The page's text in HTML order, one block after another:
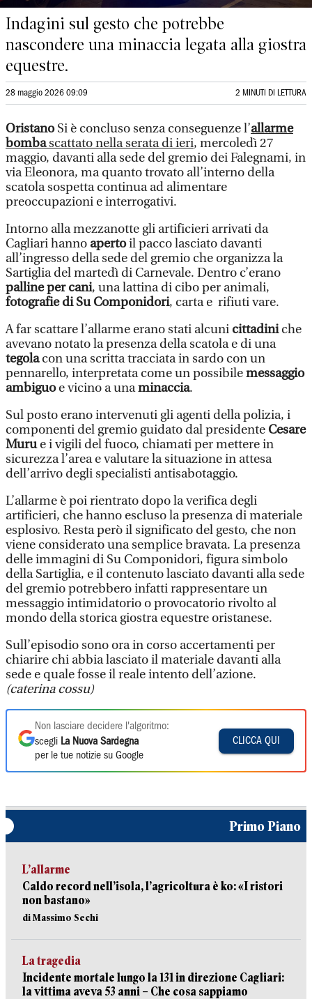
Indagini sul gesto che potrebbe
nascondere una minaccia legata alla giostra
equestre.
28 maggio 2026 09:09 2 MINUTI DI LETTURA
OristanoSi è concluso senza conseguenze l’allarme
bombascattato nella serata di ieri, mercoledì 27
maggio, davanti alla sede del gremio dei Falegnami, in
via Eleonora, ma quanto trovato all’interno della
scatola sospetta continua ad alimentare
preoccupazioni e interrogativi.
Intorno alla mezzanotte gli artificieri arrivati da
Cagliari hanno apertoil pacco lasciato davanti
all’ingresso della sede del gremio che organizza la
Sartiglia del martedì di Carnevale. Dentro c’erano
palline per cani, una lattina di cibo per animali,
fotografie di Su Componidori, carta e rifiuti vare.
A far scattare l’allarme erano stati alcuni cittadiniche
avevano notato la presenza della scatola e di una
tegolacon una scritta tracciata in sardo con un
pennarello, interpretata come un possibilemessaggio
ambiguoe vicino a unaminaccia.
Sul posto erano intervenuti gli agenti della polizia, i
componenti del gremio guidato dal presidente Cesare
Murue i vigili del fuoco, chiamati per mettere in
sicurezza l’area e valutare la situazione in attesa
dell’arrivo degli specialisti antisabotaggio.
L’allarme è poi rientrato dopo la verifica degli
artificieri, che hanno escluso la presenza di materiale
esplosivo. Resta però il significato del gesto, che non
viene considerato una semplice bravata. La presenza
delle immagini di Su Componidori, figura simbolo
della Sartiglia, e il contenuto lasciato davanti alla sede
del gremio potrebbero infatti rappresentare un
messaggio intimidatorio o provocatorio rivolto al
mondo della storica giostra equestre oristanese.
Sull’episodio sono ora in corso accertamenti per
chiarire chi abbia lasciato il materiale davanti alla
sede e quale fosse il reale intento dell’azione.
(caterina cossu)
Non lasciare decidere l'algoritmo:
scegli La Nuova Sardegna
per le tue notizie su Google
CLICCA QUI
Primo Piano
L’allarme
Caldo record nell’isola, l’agricoltura è ko: «I ristori
non bastano»
di Massimo Sechi
La tragedia
Incidente mortale lungo la 131 in direzione Cagliari:
la vittima aveva 53 anni – Che cosa sappiamo